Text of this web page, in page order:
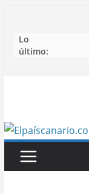
contenido
Lo
último: